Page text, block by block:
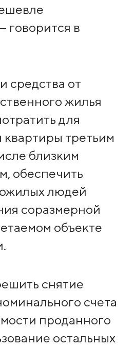
говорится в
средства от
жилья
для
третьим
близким
обеспечить
людей
соразмерной
объекте
снятие
счета
проданного
остальных